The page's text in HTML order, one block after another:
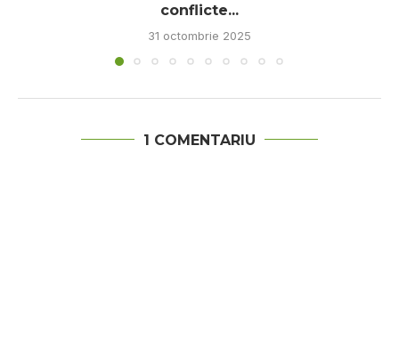
conflicte...
31 octombrie 2025
1 COMENTARIU